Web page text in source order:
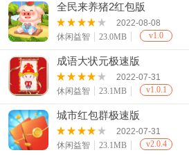
全民来养猪2红包版
2022-08-08
休闲益智
23.0MB v1.0
成语大状元极速版
2022-07-31
休闲益智
23.1MB v1.0.1
城市红包群极速版
2022-07-31
休闲益智
23.1MB v2.0.4